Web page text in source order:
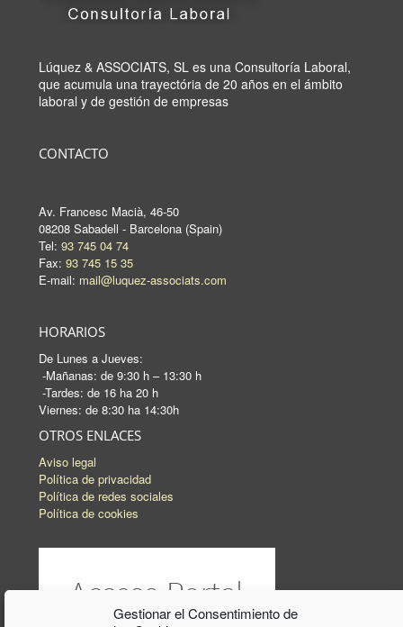
Gestionar el Consentimiento de
Lúquez & ASSOCIATS, SL es una Consultoría Laboral,
que acumula una trayectória de 20 años en el ámbito
laboral y de gestión de empresas
CONTACTO
Av. Francesc Macià, 46-50
08208 Sabadell - Barcelona (Spain)
Tel: 93 745 04 74
Fax: 93 745 15 35
E-mail: mail@luquez-associats.com
HORARIOS
De Lunes a Jueves:
-Mañanas: de 9:30 h – 13:30 h
-Tardes: de 16 ha 20 h
Viernes: de 8:30 ha 14:30h
OTROS ENLACES
Aviso legal
Política de privacidad
Política de redes sociales
Política de cookies